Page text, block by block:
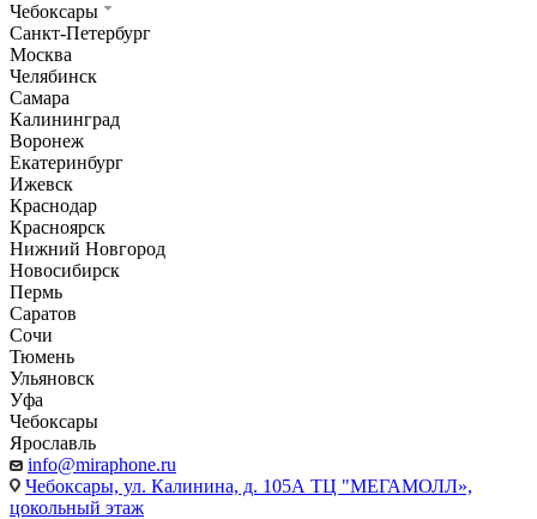
Чебоксары
Санкт-Петербург
Москва
Челябинск
Самара
Калининград
Воронеж
Екатеринбург
Ижевск
Краснодар
Красноярск
Нижний Новгород
Новосибирск
Пермь
Саратов
Сочи
Тюмень
Ульяновск
Уфа
Чебоксары
Ярославль
info@miraphone.ru
Чебоксары, ул. Калинина, д. 105А ТЦ "МЕГАМОЛЛ»,
цокольный этаж